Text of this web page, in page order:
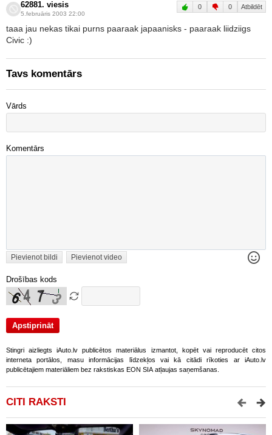
62881. viesis
5.februāris 2003 22:00
0 0 Atbildēt
taaa jau nekas tikai purns paaraak japaanisks - paaraak liidziigs
Civic :)
Tavs komentārs
Vārds
Komentārs
Pievienot bildi Pievienot video
Drošības kods
Stingri aizliegts iAuto.lv publicētos materiālus izmantot, kopēt vai reproducēt citos
interneta portālos, masu informācijas līdzekļos vai kā citādi rīkoties ar iAuto.lv
publicētajiem materiāliem bez rakstiskas EON SIA atļaujas saņemšanas.
CITI RAKSTI